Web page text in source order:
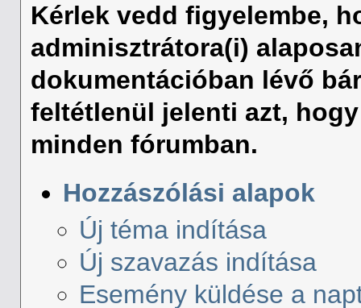
Kérlek vedd figyelembe,
adminisztrátora(i)
dokumentációban lévő
feltétlenül jelenti azt,
minden fórumban.
Hozzászólási alapok
Új téma indítása
Új szavazás indítása
Esemény küldése a